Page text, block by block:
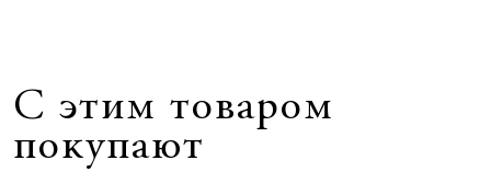
С этим товаром
покупают